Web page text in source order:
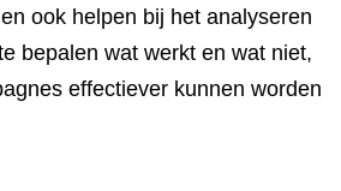
ook helpen bij het analyseren
bepalen wat werkt en wat niet,
effectiever kunnen worden